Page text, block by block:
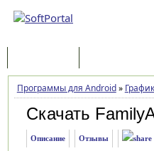
Программы для Android»
Скачать
Описание Отзывы